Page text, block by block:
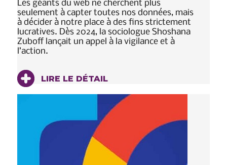
Les géants du web ne cherchent plus
seulement à capter toutes nos données, mais
à décider à notre place à des fins strictement
lucratives. Dès 2024, la sociologue Shoshana
Zuboff lançait un appel à la vigilance et à
l’action.
LIRE LE DÉTAIL